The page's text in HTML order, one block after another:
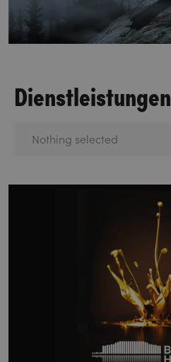
Dienstleistungen
Nothing selected